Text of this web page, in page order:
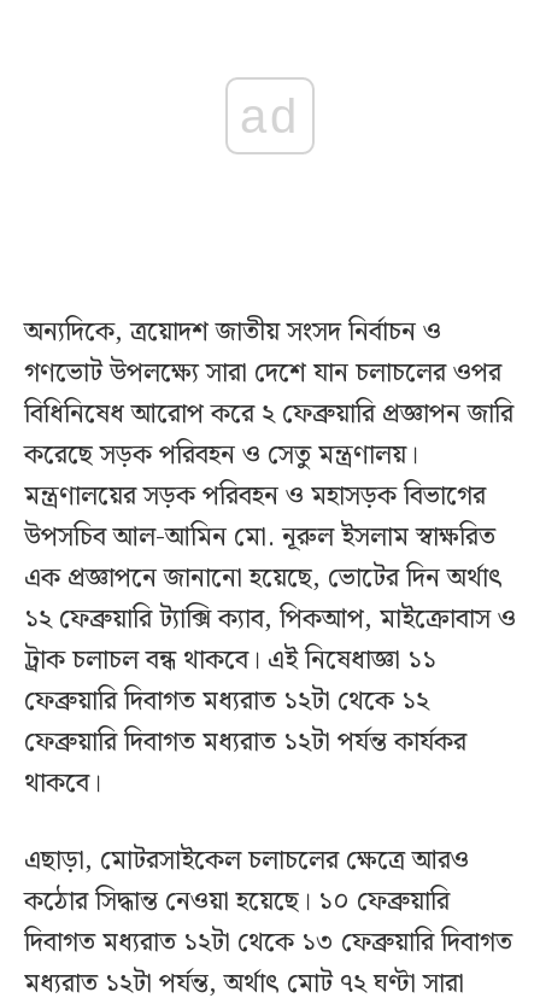
ad
অন্যদিকে, ত্রয়োদশ জাতীয় সংসদ নির্বাচন ও
গণভোট উপলক্ষ্যে সারা দেশে যান চলাচলের ওপর
বিধিনিষেধ আরোপ করে ২ ফেব্রুয়ারি প্রজ্ঞাপন জারি
করেছে সড়ক পরিবহন ও সেতু মন্ত্রণালয়।
মন্ত্রণালয়ের সড়ক পরিবহন ও মহাসড়ক বিভাগের
উপসচিব আল-আমিন মো. নূরুল ইসলাম স্বাক্ষরিত
এক প্রজ্ঞাপনে জানানো হয়েছে, ভোটের দিন অর্থাৎ
১২ ফেব্রুয়ারি ট্যাক্সি ক্যাব, পিকআপ, মাইক্রোবাস ও
ট্রাক চলাচল বন্ধ থাকবে। এই নিষেধাজ্ঞা ১১
ফেব্রুয়ারি দিবাগত মধ্যরাত ১২টা থেকে ১২
ফেব্রুয়ারি দিবাগত মধ্যরাত ১২টা পর্যন্ত কার্যকর
থাকবে।
এছাড়া, মোটরসাইকেল চলাচলের ক্ষেত্রে আরও
কঠোর সিদ্ধান্ত নেওয়া হয়েছে। ১০ ফেব্রুয়ারি
দিবাগত মধ্যরাত ১২টা থেকে ১৩ ফেব্রুয়ারি দিবাগত
মধ্যরাত ১২টা পর্যন্ত, অর্থাৎ মোট ৭২ ঘণ্টা সারা